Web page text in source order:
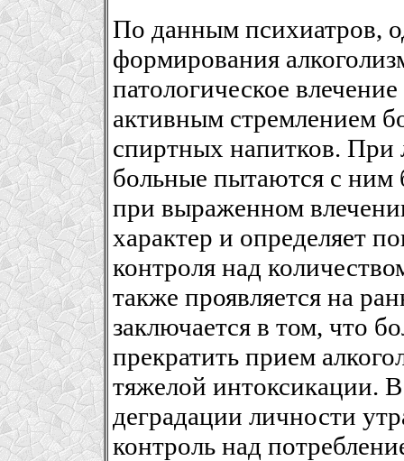
По данным психиатров,
формирования
патологическое
активным стремлением
спиртных напитков. При
больные пытаются с ним
при выраженном
характер и определяет
контроля над
также проявляется на
заключается в том, что
прекратить прием
тяжелой интоксикации.
деградации личности
контроль над